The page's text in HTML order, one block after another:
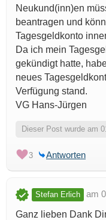
Neukund(inn)en
beantragen und
Tagesgeldkonto
Da ich mein
gekündigt hatte,
neues
Verfügung stand.
VG Hans-Jürgen
Dieser Post wurde am
3 Antworten
Stefan Erlich
am
Ganz lieben Dank